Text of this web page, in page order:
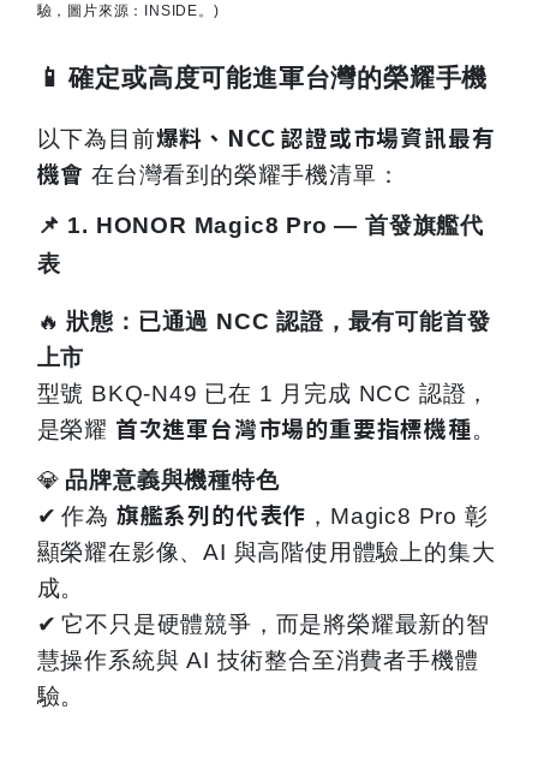
驗，圖片來源：INSIDE。)
📱 確定或高度可能進軍台灣的榮耀手機
以下為目前爆料、NCC 認證或市場資訊最有
機會 在台灣看到的榮耀手機清單：
📌 1. HONOR Magic8 Pro — 首發旗艦代
表
🔥 狀態：已通過 NCC 認證，最有可能首發
上市
型號 BKQ-N49 已在 1 月完成 NCC 認證，
是榮耀 首次進軍台灣市場的重要指標機種。
💎 品牌意義與機種特色
✔ 作為 旗艦系列的代表作 ，Magic8 Pro 彰
顯榮耀在影像、AI 與高階使用體驗上的集大
成。
✔ 它不只是硬體競爭，而是將榮耀最新的智
慧操作系統與 AI 技術整合至消費者手機體
驗。